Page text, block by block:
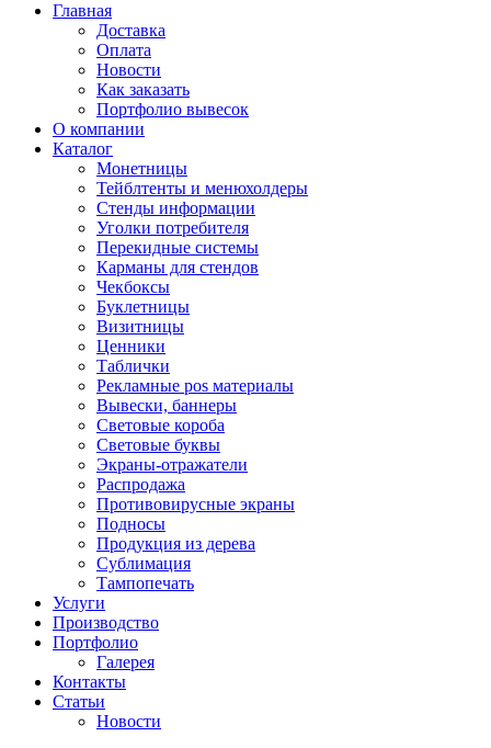
Главная
Доставка
Оплата
Новости
Как заказать
Портфолио вывесок
О компании
Каталог
Монетницы
Тейблтенты и менюхолдеры
Стенды информации
Уголки потребителя
Перекидные системы
Карманы для стендов
Чекбоксы
Буклетницы
Визитницы
Ценники
Таблички
Рекламные pos материалы
Вывески, баннеры
Световые короба
Световые буквы
Экраны-отражатели
Распродажа
Противовирусные экраны
Подносы
Продукция из дерева
Сублимация
Тампопечать
Услуги
Производство
Портфолио
Галерея
Контакты
Статьи
Новости